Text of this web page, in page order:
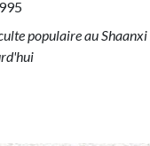
populaire au Shaanxi